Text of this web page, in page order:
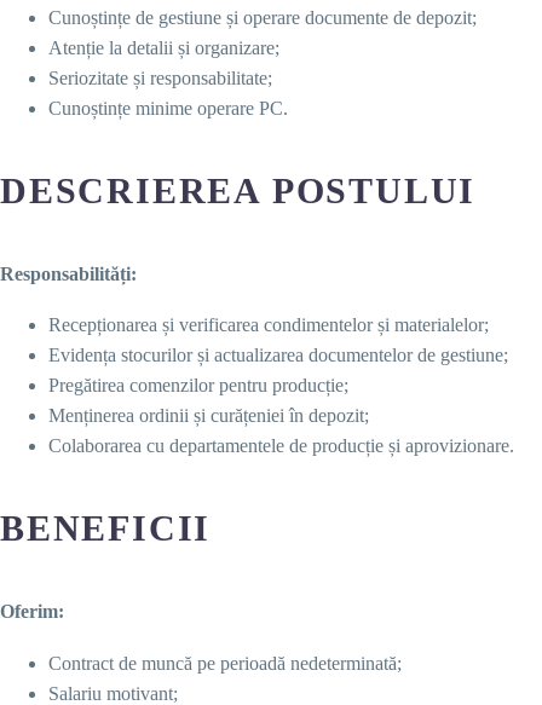
Cunoștințe de gestiune și operare documente de depozit;
Atenție la detalii și organizare;
Seriozitate și responsabilitate;
Cunoștințe minime operare PC.
DESCRIEREA POSTULUI
Responsabilități:
Recepționarea și verificarea condimentelor și materialelor;
Evidența stocurilor și actualizarea documentelor de gestiune;
Pregătirea comenzilor pentru producție;
Menținerea ordinii și curățeniei în depozit;
Colaborarea cu departamentele de producție și aprovizionare.
BENEFICII
Oferim:
Contract de muncă pe perioadă nedeterminată;
Salariu motivant;